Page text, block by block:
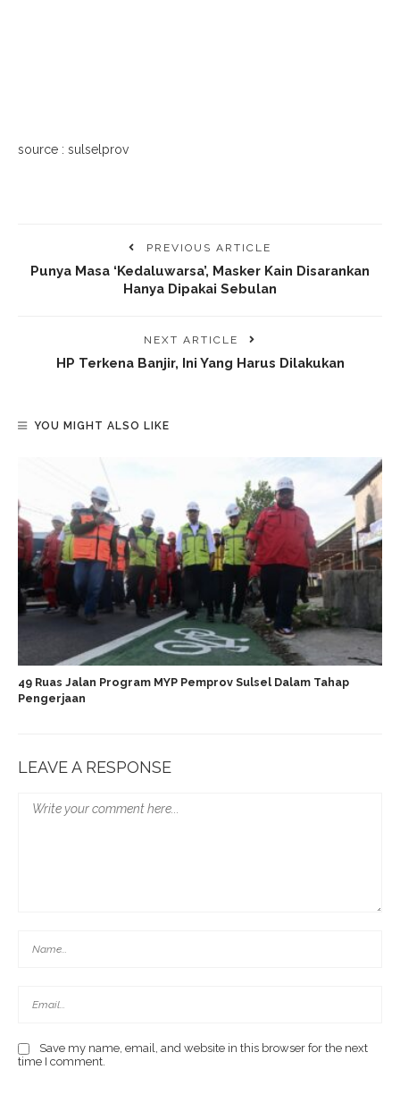
source : sulselprov
PREVIOUS ARTICLE
Punya Masa ‘Kedaluwarsa’, Masker Kain Disarankan
Hanya Dipakai Sebulan
NEXT ARTICLE
HP Terkena Banjir, Ini Yang Harus Dilakukan
YOU MIGHT ALSO LIKE
49 Ruas Jalan Program MYP Pemprov Sulsel Dalam Tahap
Pengerjaan
LEAVE A RESPONSE
Save my name, email, and website in this browser for the next
time I comment.